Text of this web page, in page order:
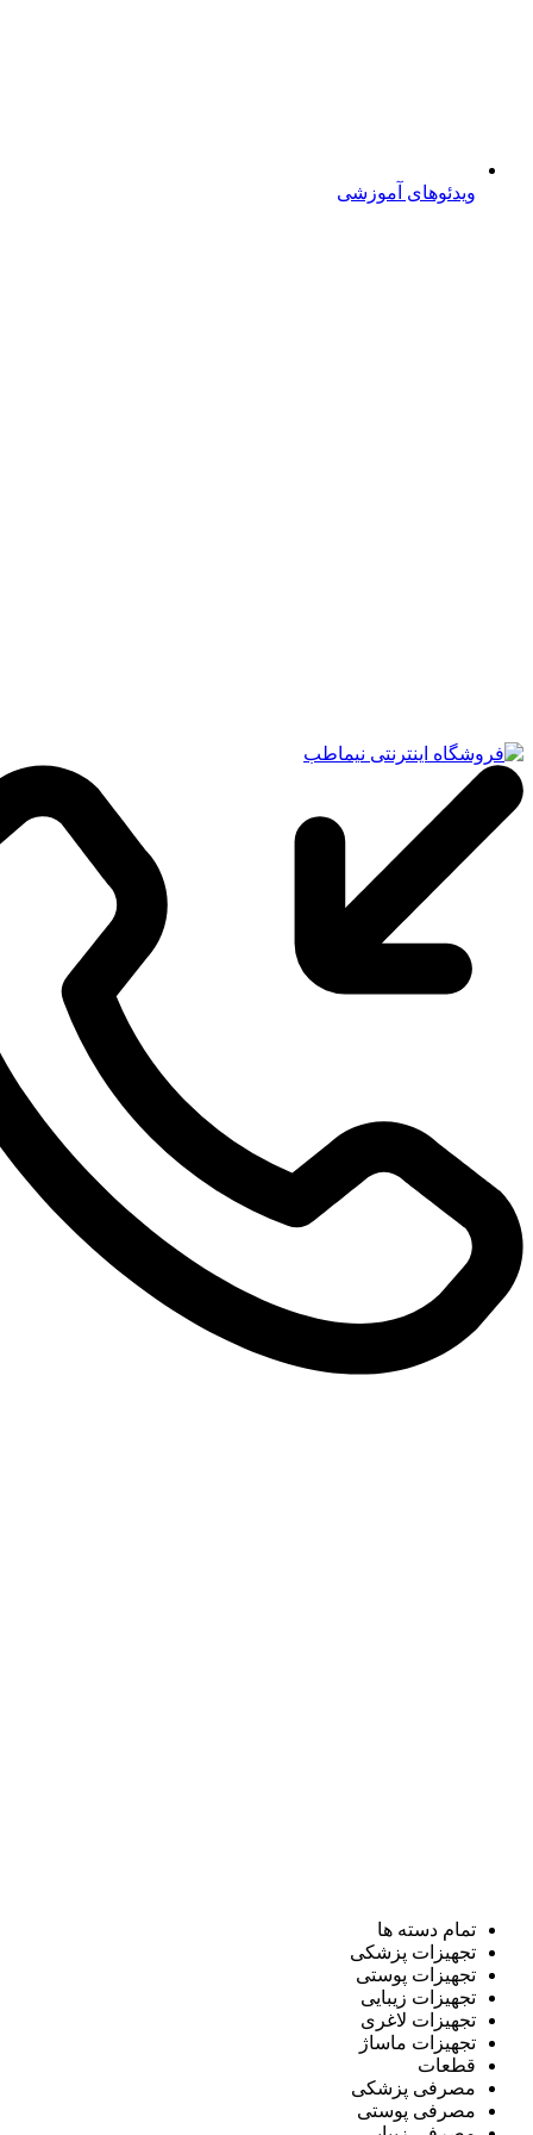
ویدئوهای آموزشی
تمام دسته ها
تجهیزات پزشکی
تجهیزات پوستی
تجهیزات زیبایی
تجهیزات لاغری
تجهیزات ماساژ
قطعات
مصرفی پزشکی
مصرفی پوستی